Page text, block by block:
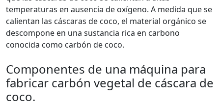
temperaturas en ausencia de oxígeno. A medida que se
calientan las cáscaras de coco, el material orgánico se
descompone en una sustancia rica en carbono
conocida como carbón de coco.
Componentes de una máquina para
fabricar carbón vegetal de cáscara de
coco.